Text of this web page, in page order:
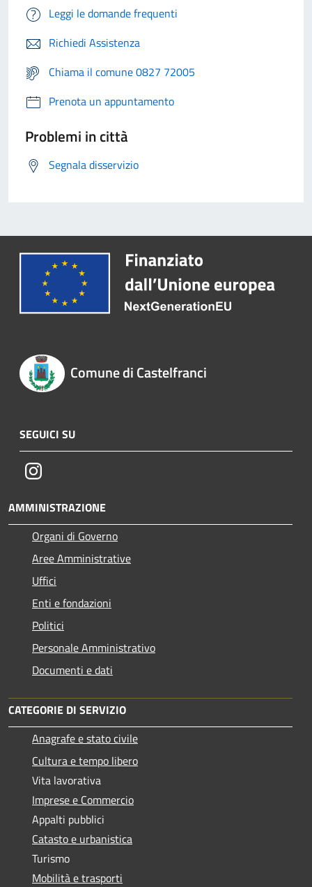
Leggi le domande frequenti
Richiedi Assistenza
Chiama il comune 0827 72005
Prenota un appuntamento
Problemi in città
Segnala disservizio
Comune di Castelfranci
SEGUICI SU
Instagram
AMMINISTRAZIONE
Organi di Governo
Aree Amministrative
Uffici
Enti e fondazioni
Politici
Personale Amministrativo
Documenti e dati
CATEGORIE DI SERVIZIO
Anagrafe e stato civile
Cultura e tempo libero
Vita lavorativa
Imprese e Commercio
Appalti pubblici
Catasto e urbanistica
Turismo
Mobilità e trasporti